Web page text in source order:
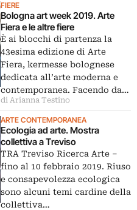
FIERE
Bologna art week 2019. Arte
Fiera e le altre fiere
È ai blocchi di partenza la
43esima edizione di Arte
Fiera, kermesse bolognese
dedicata all’arte moderna e
contemporanea. Facendo da…
di Arianna Testino
ARTE CONTEMPORANEA
Ecologia ad arte. Mostra
collettiva a Treviso
TRA Treviso Ricerca Arte ‒
fino al 10 febbraio 2019. Riuso
e consapevolezza ecologica
sono alcuni temi cardine della
collettiva…